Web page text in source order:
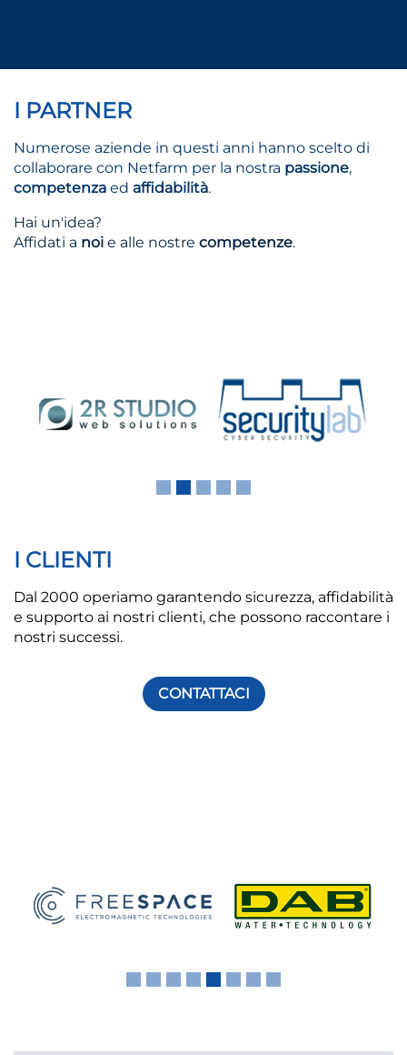
I PARTNER
Numerose aziende in questi anni hanno scelto di
collaborare con Netfarm per la nostra passione,
competenza ed affidabilità.
Hai un'idea?
Affidati a noi e alle nostre competenze.
I CLIENTI
Dal 2000 operiamo garantendo sicurezza, affidabilità
e supporto ai nostri clienti, che possono raccontare i
nostri successi.
CONTATTACI